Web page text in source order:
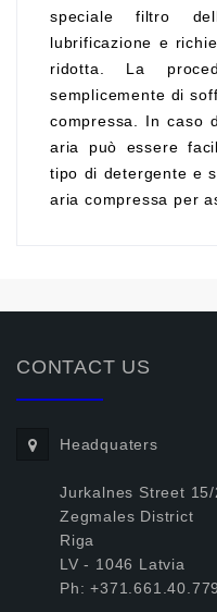
speciale filtro
lubrificazione e
ridotta. La
semplicemente di
compressa. In caso
aria può essere
tipo di detergente e
aria compressa per
CONTACT US
Headquaters
Jurkalnes Street 15/
Zegmales District
Riga
LV - 1046 Latvia
Ph: +371.661.40.779